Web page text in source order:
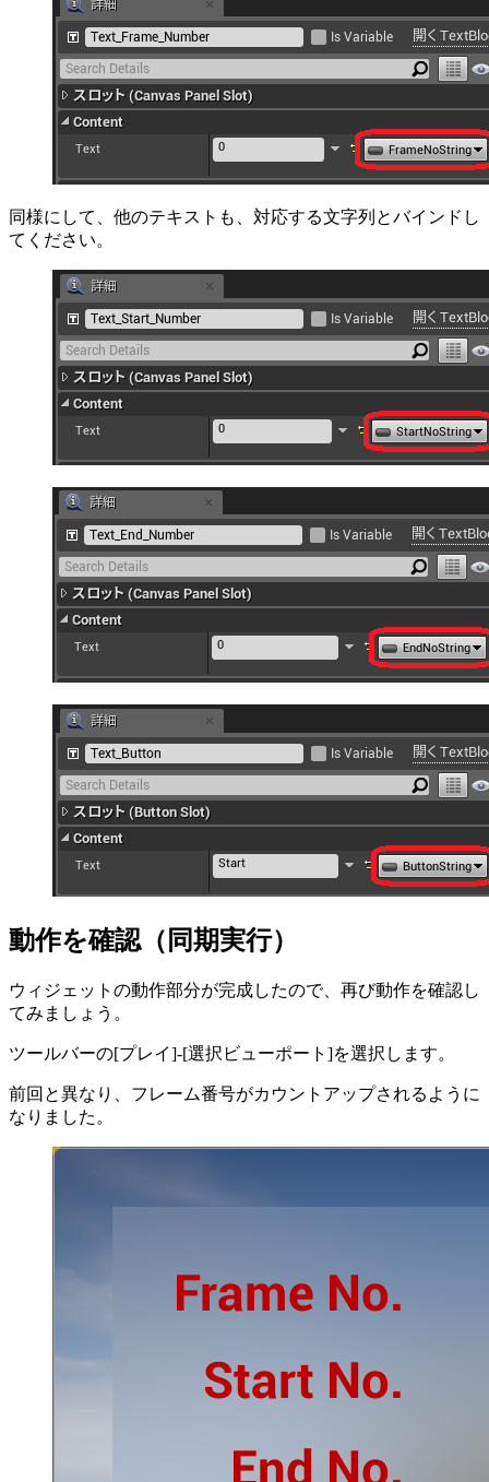
同様にして、他のテキストも、対応する文字列とバインドし
てください。
動作を確認（同期実行）
ウィジェットの動作部分が完成したので、再び動作を確認し
てみましょう。
ツールバーの[プレイ]-[選択ビューポート]を選択します。
前回と異なり、フレーム番号がカウントアップされるように
なりました。